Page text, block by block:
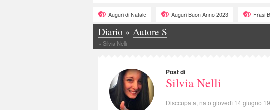
Auguri di Natale Auguri Buon Anno 2023 Frasi
Diario » Autore S
» Silvia Nelli
Post di
Silvia Nelli
Disccupata, nato giovedì 14 giugno